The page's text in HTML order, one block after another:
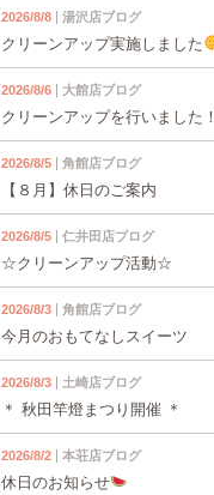
2026/8/8 湯沢店ブログ
クリーンアップ実施しました
2026/8/6 大館店ブログ
クリーンアップを行いました！
2026/8/5 角館店ブログ
【８月】休日のご案内
2026/8/5 仁井田店ブログ
☆クリーンアップ活動☆
2026/8/3 角館店ブログ
今月のおもてなしスイーツ
2026/8/3 土崎店ブログ
＊ 秋田竿燈まつり開催 ＊
2026/8/2 本荘店ブログ
休日のお知らせ